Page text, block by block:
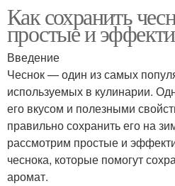
Как сохранить
простые и
Введение
Чеснок — один из самых
используемых в кулинарии.
его вкусом и полезными
правильно сохранить его на
рассмотрим простые и
чеснока, которые помогут
аромат.